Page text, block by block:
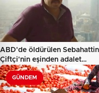
ABD'de öldürülen Sebahattin
Çiftçi'nin eşinden adalet…
GÜNDEM